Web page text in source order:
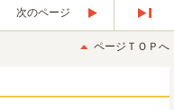
次のページ
後
ページＴＯＰへ